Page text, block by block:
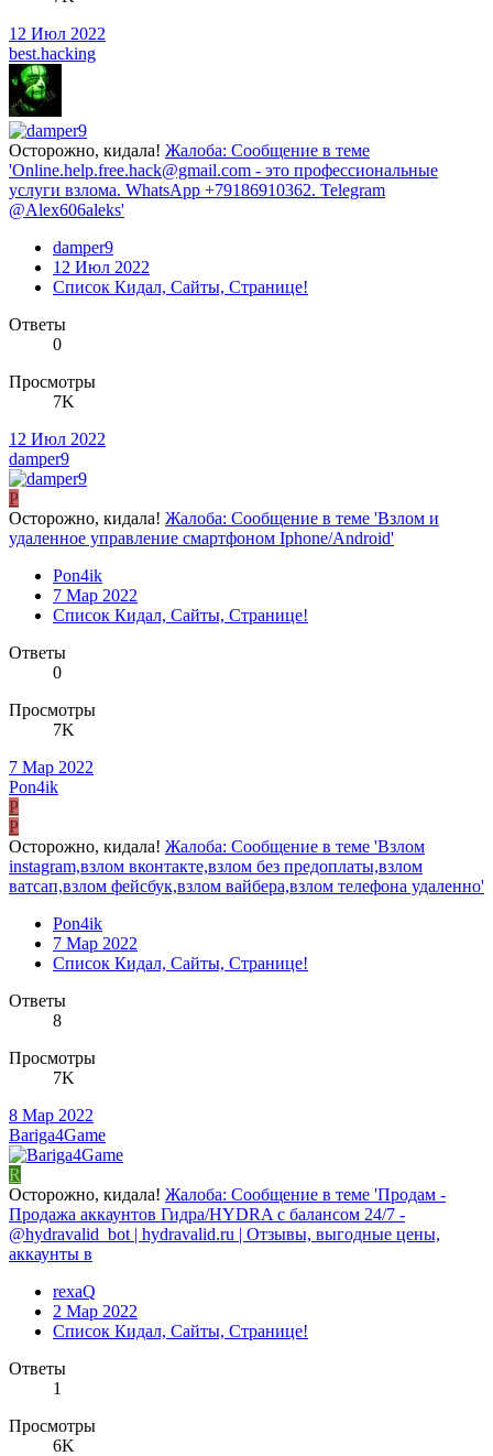
12 Июл 2022
best.hacking
Осторожно, кидала! Жалоба: Сообщение в теме
'Online.help.free.hack@gmail.com - это профессиональные
услуги взлома. WhatsApp +79186910362. Telegram
@Alex606aleks'
damper9
12 Июл 2022
Список Кидал, Сайты, Странице!
Ответы
0
Просмотры
7K
12 Июл 2022
damper9
P
Осторожно, кидала! Жалоба: Сообщение в теме 'Взлом и
удаленное управление смартфоном Iphone/Android'
Pon4ik
7 Мар 2022
Список Кидал, Сайты, Странице!
Ответы
0
Просмотры
7K
7 Мар 2022
Pon4ik
P
P
Осторожно, кидала! Жалоба: Сообщение в теме 'Взлом
instagram,взлом вконтакте,взлом без предоплаты,взлом
ватсап,взлом фейсбук,взлом вайбера,взлом телефона удаленно'
Pon4ik
7 Мар 2022
Список Кидал, Сайты, Странице!
Ответы
8
Просмотры
7K
8 Мар 2022
Bariga4Game
R
Осторожно, кидала! Жалоба: Сообщение в теме 'Продам -
Продажа аккаунтов Гидра/HYDRA с балансом 24/7 -
@hydravalid_bot | hydravalid.ru | Отзывы, выгодные цены,
аккаунты в
rexaQ
2 Мар 2022
Список Кидал, Сайты, Странице!
Ответы
1
Просмотры
6K